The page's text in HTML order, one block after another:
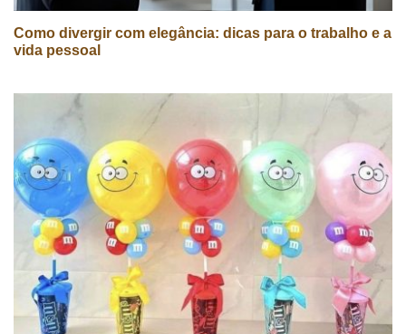
Como divergir com elegância: dicas para o trabalho e a
vida pessoal